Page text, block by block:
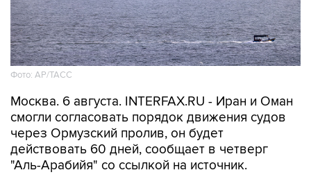
Фото: AP/ТАСС
Москва. 6 августа. INTERFAX.RU - Иран и Оман
смогли согласовать порядок движения судов
через Ормузский пролив, он будет
действовать 60 дней, сообщает в четверг
"Аль-Арабийя" со ссылкой на источник.